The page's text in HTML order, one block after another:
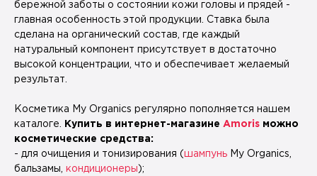
бережной заботы о состоянии кожи головы и прядей -
главная особенность этой продукции. Ставка была
сделана на органический состав, где каждый
натуральный компонент присутствует в достаточно
высокой концентрации, что и обеспечивает желаемый
результат.
Косметика My Organics регулярно пополняется нашем
каталоге.
Купить в интернет-магазине Amoris можно
косметические средства:
- для очищения и тонизирования (шампунь My Organics,
бальзамы, кондиционеры );